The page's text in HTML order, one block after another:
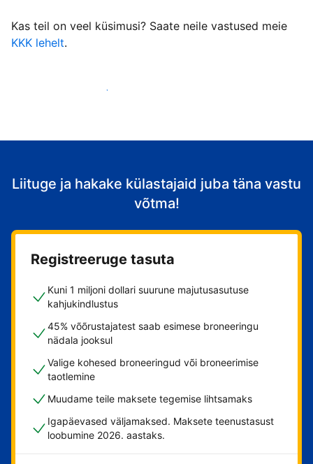
Kas teil on veel küsimusi? Saate neile vastused meie
KKK lehelt.
Alusta külastajate vastuvõtmist
Liituge ja hakake külastajaid juba täna vastu
võtma!
Registreeruge tasuta
Kuni 1 miljoni dollari suurune majutusasutuse
kahjukindlustus
45% võõrustajatest saab esimese broneeringu
nädala jooksul
Valige kohesed broneeringud või broneerimise
taotlemine
Muudame teile maksete tegemise lihtsamaks
Igapäevased väljamaksed. Maksete teenustasust
loobumine 2026. aastaks.